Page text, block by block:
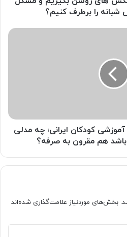
شبانه را برطرف کنیم؟
کودکان ایرانی؛ چه مدلی
هم مقرون به صرفه؟
بخش‌های موردنیاز علامت‌گذاری شده‌اند